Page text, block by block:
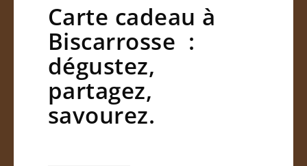
Carte cadeau à
Biscarrosse :
dégustez,
partagez,
savourez.